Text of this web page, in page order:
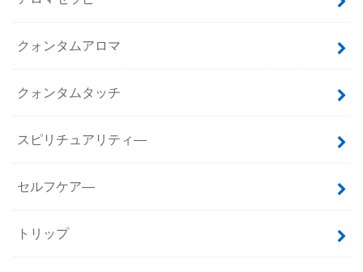
クォンタムアロマ
クォンタムタッチ
スピリチュアリティ―
セルフケア―
トリップ